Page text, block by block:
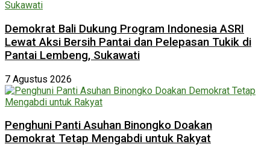
Demokrat Bali Dukung Program Indonesia ASRI
Lewat Aksi Bersih Pantai dan Pelepasan Tukik di
Pantai Lembeng, Sukawati
7 Agustus 2026
Penghuni Panti Asuhan Binongko Doakan
Demokrat Tetap Mengabdi untuk Rakyat